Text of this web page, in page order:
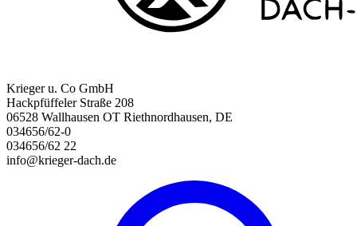
Krieger u. Co GmbH
Hackpfüffeler Straße 208
06528 Wallhausen OT Riethnordhausen, DE
034656/62-0
034656/62 22
info@krieger-dach.de